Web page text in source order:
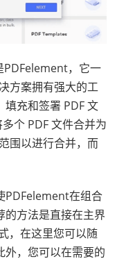
PDFelement，它一
方案拥有强大的工
充和签署 PDF 文
个 PDF 文件合并为
围以进行合并，而
PDFelement在组合
的方法是直接在主界
，在这里您可以随
外，您可以在需要的